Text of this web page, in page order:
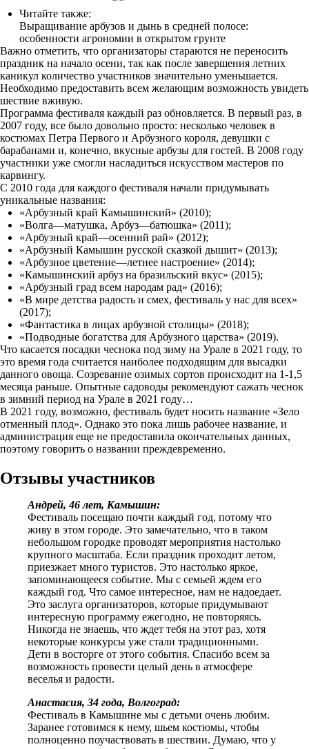
Читайте также:
Выращивание арбузов и дынь в средней полосе:
особенности агрономии в открытом грунте
Важно отметить, что организаторы стараются не переносить
праздник на начало осени, так как после завершения летних
каникул количество участников значительно уменьшается.
Необходимо предоставить всем желающим возможность увидеть
шествие вживую.
Программа фестиваля каждый раз обновляется. В первый раз, в
2007 году, все было довольно просто: несколько человек в
костюмах Петра Первого и Арбузного короля, девушки с
барабанами и, конечно, вкусные арбузы для гостей. В 2008 году
участники уже смогли насладиться искусством мастеров по
карвингу.
С 2010 года для каждого фестиваля начали придумывать
уникальные названия:
«Арбузный край Камышинский» (2010);
«Волга—матушка, Арбуз—батюшка» (2011);
«Арбузный край—осенний рай» (2012);
«Арбузный Камышин русской сказкой дышит» (2013);
«Арбузное цветение—летнее настроение» (2014);
«Камышинский арбуз на бразильский вкус» (2015);
«Арбузный град всем народам рад» (2016);
«В мире детства радость и смех, фестиваль у нас для всех»
(2017);
«Фантастика в лицах арбузной столицы» (2018);
«Подводные богатства для Арбузного царства» (2019).
Что касается посадки чеснока под зиму на Урале в 2021 году, то
это время года считается наиболее подходящим для высадки
данного овоща. Созревание озимых сортов происходит на 1-1,5
месяца раньше. Опытные садоводы рекомендуют сажать чеснок
в зимний период на Урале в 2021 году…
В 2021 году, возможно, фестиваль будет носить название «Зело
отменный плод». Однако это пока лишь рабочее название, и
администрация еще не предоставила окончательных данных,
поэтому говорить о названии преждевременно.
Отзывы участников
Андрей, 46 лет, Камышин:
Фестиваль посещаю почти каждый год, потому что
живу в этом городе. Это замечательно, что в таком
небольшом городке проводят мероприятия настолько
крупного масштаба. Если праздник проходит летом,
приезжает много туристов. Это настолько яркое,
запоминающееся событие. Мы с семьей ждем его
каждый год. Что самое интересное, нам не надоедает.
Это заслуга организаторов, которые придумывают
интересную программу ежегодно, не повторяясь.
Никогда не знаешь, что ждет тебя на этот раз, хотя
некоторые конкурсы уже стали традиционными.
Дети в восторге от этого события. Спасибо всем за
возможность провести целый день в атмосфере
веселья и радости.
Анастасия, 34 года, Волгоград:
Фестиваль в Камышине мы с детьми очень любим.
Заранее готовимся к нему, шьем костюмы, чтобы
полноценно поучаствовать в шествии. Думаю, что у